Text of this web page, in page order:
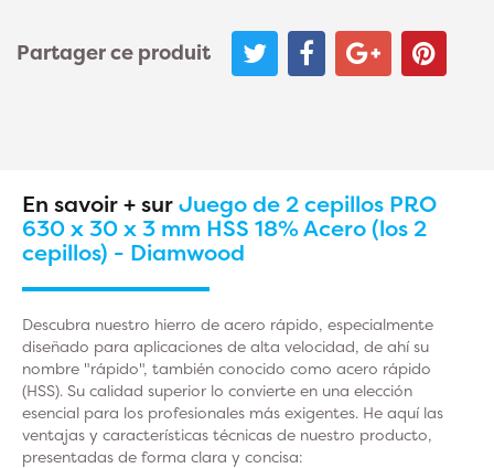
Partager ce produit
En savoir + surJuego de 2 cepillos PRO
630 x 30 x 3 mm HSS 18% Acero (los 2
cepillos) - Diamwood
Descubra nuestro hierro de acero rápido, especialmente
diseñado para aplicaciones de alta velocidad, de ahí su
nombre "rápido", también conocido como acero rápido
(HSS). Su calidad superior lo convierte en una elección
esencial para los profesionales más exigentes. He aquí las
ventajas y características técnicas de nuestro producto,
presentadas de forma clara y concisa: